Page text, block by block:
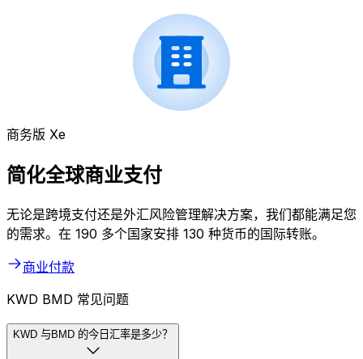
商务版 Xe
简化全球商业支付
无论是跨境支付还是外汇风险管理解决方案，我们都能满足您
的需求。在 190 多个国家安排 130 种货币的国际转账。
商业付款
KWD BMD 常见问题
KWD 与BMD 的今日汇率是多少？